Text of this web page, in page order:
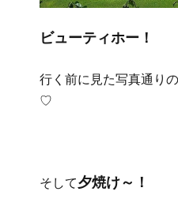
ビューティホー！
行く前に見た写真通り
♡
そして夕焼け～！